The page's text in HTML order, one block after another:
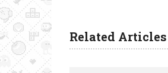
Related Articles